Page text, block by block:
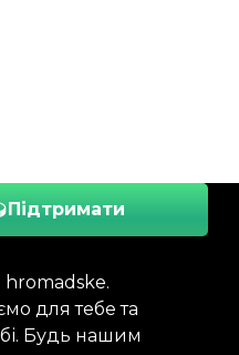
Підтримати
для тебе та
Будь нашим